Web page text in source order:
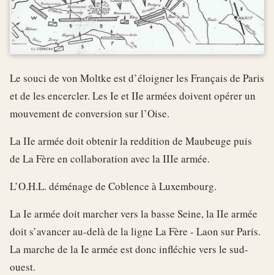
Le souci de von Moltke est d’éloigner les Français de Paris
et de les encercler. Les Ie et IIe armées doivent opérer un
mouvement de conversion sur l’Oise.
La IIe armée doit obtenir la reddition de Maubeuge puis
de La Fère en collaboration avec la IIIe armée.
L’O.H.L. déménage de Coblence à Luxembourg.
La Ie armée doit marcher vers la basse Seine, la IIe armée
doit s’avancer au-delà de la ligne La Fère - Laon sur Paris.
La marche de la Ie armée est donc infléchie vers le sud-
ouest.